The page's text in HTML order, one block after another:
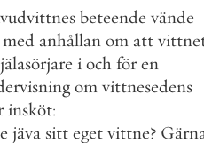
beteende vände
med anhållan om att
i och för en
om vittnesedens
insköt:
jäva sitt eget vittne?